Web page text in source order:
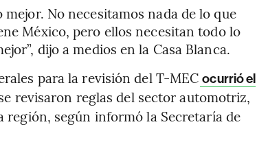
No necesitamos nada de lo que
México, pero ellos necesitan todo lo
dijo a medios en la Casa Blanca.
para la revisión del T-MEC ocurrió el
revisaron reglas del sector automotriz,
región, según informó la Secretaría de